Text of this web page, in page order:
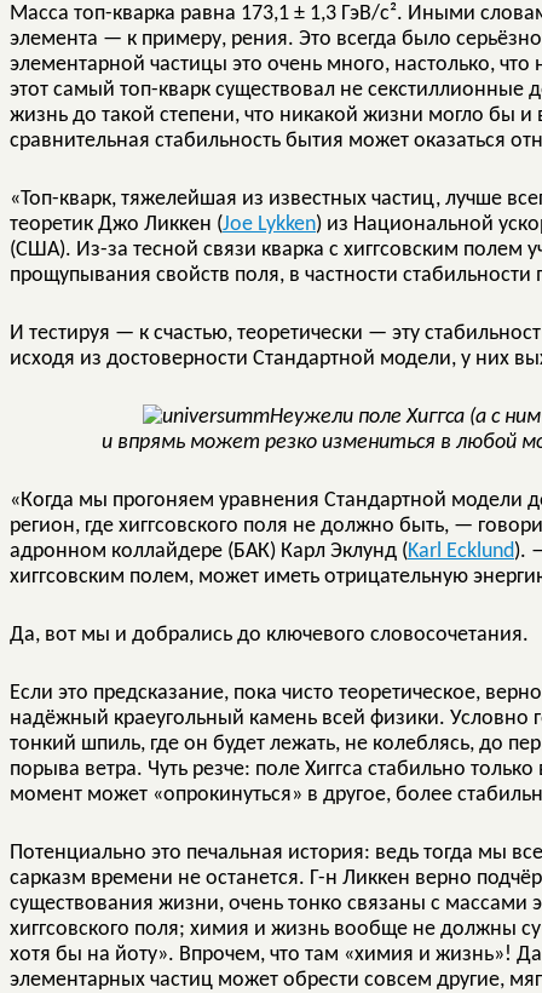
Масса топ-кварка равна 173,1 ± 1,3 ГэВ/c². Иными
элемента — к примеру, рения. Это всегда было
элементарной частицы это очень много, настолько,
этот самый топ-кварк существовал не
жизнь до такой степени, что никакой жизни могло бы
сравнительная стабильность бытия может оказаться
«Топ-кварк, тяжелейшая из известных частиц, лучше
теоретик Джо Ликкен (Joe Lykken) из Национальной
(США). Из-за тесной связи кварка с хиггсовским полем
прощупывания свойств поля, в частности
И тестируя — к счастью, теоретически — эту
исходя из достоверности Стандартной модели, у них
Неужели поле Хиггса (а с
и впрямь может резко измениться в любой
«Когда мы прогоняем уравнения Стандартной модели
регион, где хиггсовского поля не должно быть, —
адронном коллайдере (БАК) Карл Эклунд (Karl Ecklund).
хиггсовским полем, может иметь отрицательную
Да, вот мы и добрались до ключевого словосочетания.
Если это предсказание, пока чисто теоретическое,
надёжный краеугольный камень всей физики. Условно
тонкий шпиль, где он будет лежать, не колеблясь, до
порыва ветра. Чуть резче: поле Хиггса стабильно
момент может «опрокинуться» в другое, более
Потенциально это печальная история: ведь тогда мы
сарказм времени не останется. Г-н Ликкен верно
существования жизни, очень тонко связаны с массами
хиггсовского поля; химия и жизнь вообще не должны
хотя бы на йоту». Впрочем, что там «химия и жизнь»!
элементарных частиц может обрести совсем другие,